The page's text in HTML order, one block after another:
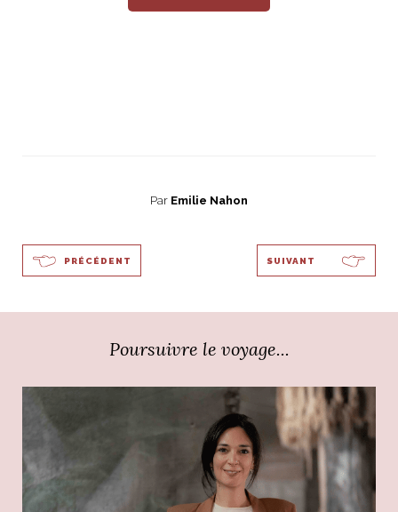
Par Emilie Nahon
PRÉCÉDENT SUIVANT
Poursuivre le voyage...